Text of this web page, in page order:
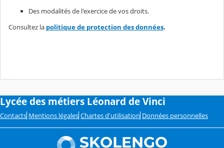
Des modalités de l'exercice de vos droits.
Consultez la politique de protection des données.
Lycée des métiers Léonard de Vinci
Contacts Mentions légales Chartes d'utilisation Données personnelles